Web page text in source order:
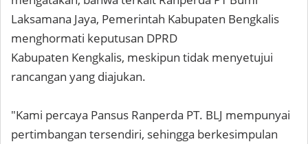
Laksamana Jaya, Pemerintah Kabupaten Bengkalis
menghormati keputusan DPRD
Kabupaten Kengkalis, meskipun tidak menyetujui
rancangan yang diajukan.
"Kami percaya Pansus Ranperda PT. BLJ mempunyai
pertimbangan tersendiri, sehingga berkesimpulan